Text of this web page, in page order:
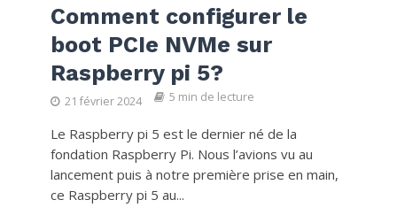
Comment configurer le
boot PCIe NVMe sur
Raspberry pi 5?
21 février 2024 5 min de lecture
Le Raspberry pi 5 est le dernier né de la
fondation Raspberry Pi. Nous l’avions vu au
lancement puis à notre première prise en main,
ce Raspberry pi 5 au...